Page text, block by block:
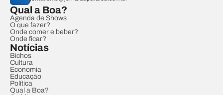
Qual a Boa?
Agenda de Shows
O que fazer?
Onde comer e beber?
Onde ficar?
Notícias
Bichos
Cultura
Economia
Educação
Política
Qual a Boa?